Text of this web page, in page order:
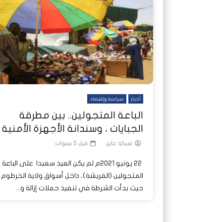
شاهد
عملتان وتطبيق مصرفي واحد.. كيف
تشظى النظام المصرفي في حرب
السودان؟
تصدر
ديون
شاهد
عملتان وتطبيق مصرفي واحد.. كيف
تشظى النظام المصرفي في حرب
السودان؟
هجمات
على
أخبار سياسة وإقتصاد
الباعة المتجولين.. بين مطرقة
الجبايات ، وسندانة الأجهزة الأمنية
شبكة عاين قبل 5 سنوات
22 يونيو 2021م لم يكن العيد سعيدا على الباعة
المتجولين (الفريشة)، داخل أسواق ولاية
حيث بدأت الشرطة في تنفيذ حملات إزالة و...